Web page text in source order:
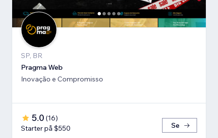
SP, BR
Pragma Web
Inovação e Compromisso
5.0 (16)
Starter på $550
Se